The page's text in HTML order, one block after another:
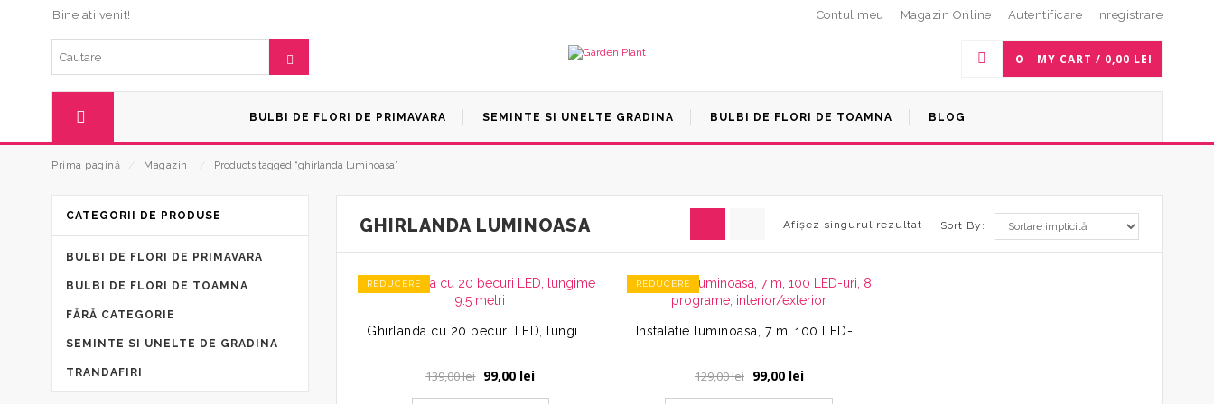
Bine ati venit! Contul meu Magazin Online Autentificare Inregistrare
0 MY CART / 0,00 LEI
BULBI DE FLORI DE PRIMAVARA SEMINTE SI UNELTE GRADINA BULBI DE FLORI DE TOAMNA BLOG
Prima pagină Magazin Products tagged “ghirlanda luminoasa”
GHIRLANDA LUMINOASA Afișez singurul rezultat Sort By:
REDUCERE
139,00lei Prețul
99,00 leiPrețul
REDUCERE
129,00lei Prețul
99,00 leiPrețul
CATEGORII DE PRODUSE
BULBI DE FLORI DE PRIMAVARA
BULBI DE FLORI DE TOAMNA
FĂRĂ CATEGORIE
SEMINTE SI UNELTE DE GRADINA
TRANDAFIRI